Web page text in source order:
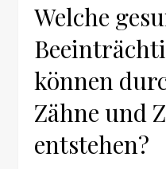
Welche
können
Zähne und
entstehen?